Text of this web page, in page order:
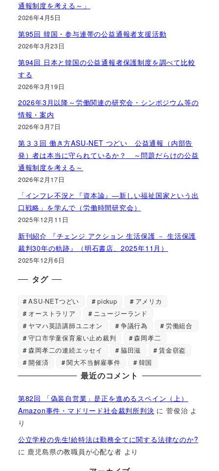
通報制度を考える～」
2026年4月5日
第95回 韓国・参与連帯の公益通報者支援活動
2026年3月23日
第94回 日本と韓国の公益通報者保護制度を調べて比較
する
2026年3月19日
2026年3月以降～労働関連の研究会・シンポジウム等の
情報・案内
2026年3月7日
第３３回 働き方ASU-NET つどい 公益通報（内部告
発）者は本当に守られているか？ ～問題だらけの公益
通報制度を考える～
2026年2月17日
「インフレ不況と『資本論』―新しい福祉国家という出
口戦略」を学んで（労働時間研究会）
2025年12月11日
新刊紹介 『チェンジ アクション 生活保護 － 生活保護
裁判30年の軌跡』（明石書店、2025年11月）
2025年12月6日
タグ
ASU-NETつどい pickup
アメリカ
オーストラリア
ニュージーランド
ヤマハ英語講師ユニオン
争議行為
労働組合
守口市学童保育雇い止め裁判
森岡孝二
森岡孝二の連続エッセイ
脇田滋
賃金窃盗
開催済
関大不当解雇事件 韓国
最近のコメント
第82回 「偽装自営業」是正を進めるスペイン（上）
Amazon事件・マドリード社会裁判所判決 に菅俊治 よ
り
公立学校の先生!給特法は勤務全てに関する法律なのか?
に 鹿児島県の教職員が心配な者 より